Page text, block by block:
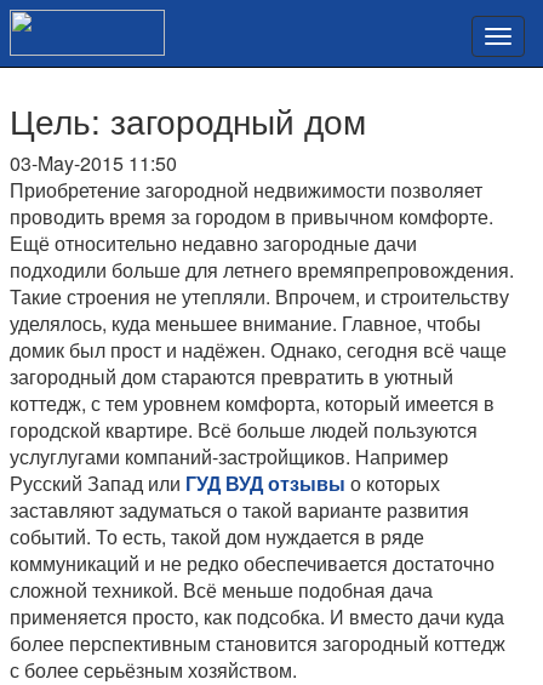
Цель: загородный дом
03-May-2015 11:50
Приобретение загородной недвижимости позволяет
проводить время за городом в привычном комфорте.
Ещё относительно недавно загородные дачи
подходили больше для летнего времяпрепровождения.
Такие строения не утепляли. Впрочем, и строительству
уделялось, куда меньшее внимание. Главное, чтобы
домик был прост и надёжен. Однако, сегодня всё чаще
загородный дом стараются превратить в уютный
коттедж, с тем уровнем комфорта, который имеется в
городской квартире. Всё больше людей пользуются
услуглугами компаний-застройщиков. Например
Русский Запад или ГУД ВУД отзывы о которых
заставляют задуматься о такой варианте развития
событий. То есть, такой дом нуждается в ряде
коммуникаций и не редко обеспечивается достаточно
сложной техникой. Всё меньше подобная дача
применяется просто, как подсобка. И вместо дачи куда
более перспективным становится загородный коттедж
с более серьёзным хозяйством.